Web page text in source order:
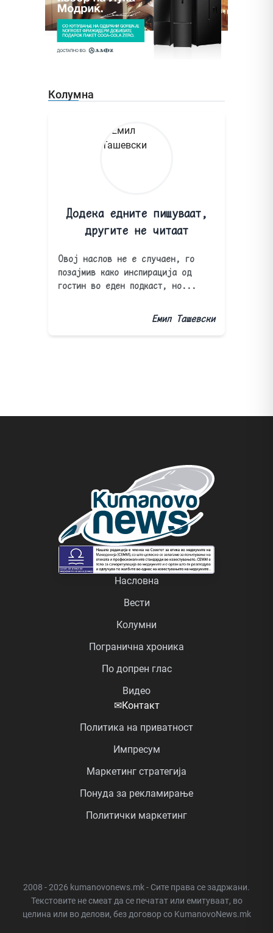
Колумна
Додека едните пишуваат,
другите не читаат
Овој наслов не е случаен, го
позајмив како инспирација од
гостин во еден подкаст, но...
Емил Ташевски
Насловна
Вести
Колумни
Погранична хроника
По допрен глас
Видео
✉Контакт
Политика на приватност
Импресум
Маркетинг стратегија
Понуда за рекламирање
Политички маркетинг
2008 - 2026 kumanovonews.mk - Сите права се задржани.
Текстовите не смеат да се печатат или емитуваат, во
целина или во делови, без договор со KumanovoNews.mk